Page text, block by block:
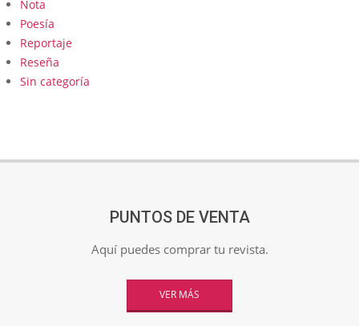
Nota
Poesía
Reportaje
Reseña
Sin categoría
PUNTOS DE VENTA
Aquí puedes comprar tu revista.
VER MÁS